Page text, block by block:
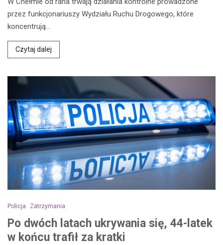
przez funkcjonariuszy Wydziału Ruchu Drogowego, które
koncentrują…
Czytaj dalej
Policja Zatrzymania
Po dwóch latach ukrywania się, 44-latek
w końcu trafił za kratki